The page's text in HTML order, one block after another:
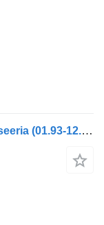
Осушитель воздуха Haldex FH12 1-seeria (01.93-12.02) 78990 89141 для тягача Volvo FH12, FH16, NH12, FH, VNL780 (1993-2014)